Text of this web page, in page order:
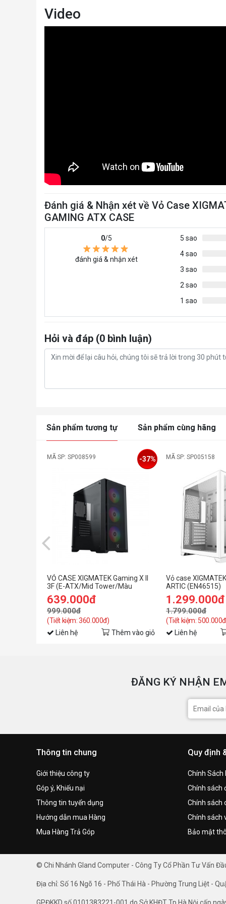
Video
Đánh giá & Nhận xét về Vỏ Case
GAMING ATX CASE
0/5
đánh giá & nhận xét
5 sao
4 sao
3 sao
2 sao
1 sao
Hỏi và đáp (0 bình luận)
Sản phẩm tương tự Sản phẩm cùng hãng
MÃ SP: SP008599
VỎ CASE XIGMATEK Gaming X II
3F (E-ATX/Mid Tower/Màu
Đen/3FAN)
639.000đ
999.000đ
(Tiết kiệm: 360.000đ)
-37%
Liên hệ Thêm vào giỏ
MÃ SP: SP005158
Vỏ case
ARTIC (EN46515)
1.299.000đ
1.799.000đ
(Tiết kiệm:
Liên hệ
ĐĂNG KÝ NHẬN
Thông tin chung
Giới thiệu công ty
Góp ý, Khiếu nại
Thông tin tuyển dụng
Hướng dẫn mua Hàng
Mua Hàng Trả Góp
Quy định
Chính Sách
Chính sách
Chính sách
Chính sách
Bảo mật
© Chi Nhánh Gland Computer - Công Ty Cổ Phần Tư Vấn
Địa chỉ: Số 16 Ngõ 16 - Phố Thái Hà - Phường Trung Liệt -